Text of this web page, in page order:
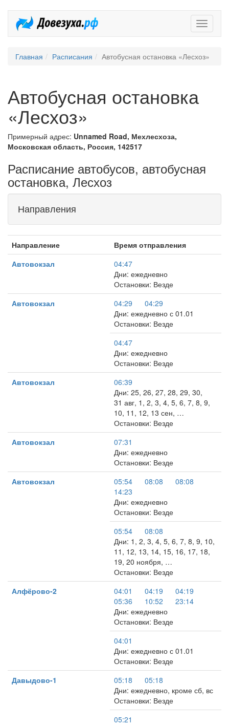
Главная Расписания Автобусная остановка «Лесхоз»
Автобусная остановка
«Лесхоз»
Примерный адрес: Unnamed Road, Мехлесхоза,
Московская область, Россия, 142517
Расписание автобусов, автобусная
остановка, Лесхоз
Направления
Направление
Время отправления
Автовокзал
04:47
Дни: ежедневно
Остановки: Везде
Автовокзал
04:29
04:29
Дни: ежедневно с 01.01
Остановки: Везде
04:47
Дни: ежедневно
Остановки: Везде
Автовокзал
06:39
Дни: 25, 26, 27, 28, 29, 30,
31 авг, 1, 2, 3, 4, 5, 6, 7, 8, 9,
10, 11, 12, 13 сен, …
Остановки: Везде
Автовокзал
07:31
Дни: ежедневно
Остановки: Везде
Автовокзал
05:54 08:08
08:08
14:23
Дни: ежедневно
Остановки: Везде
05:54
08:08
Дни: 1, 2, 3, 4, 5, 6, 7, 8, 9, 10,
11, 12, 13, 14, 15, 16, 17, 18,
19, 20 ноября, …
Остановки: Везде
Алфёрово-2
04:01 04:19
04:19
05:36
10:52
23:14
Дни: ежедневно
Остановки: Везде
04:01
Дни: ежедневно с 01.01
Остановки: Везде
Давыдово-1
05:18
05:18
Дни: ежедневно, кроме сб, вс
Остановки: Везде
05:21